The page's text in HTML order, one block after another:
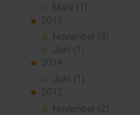
März (1)
2015
November (3)
Juni (1)
2014
Juni (1)
2012
November (2)